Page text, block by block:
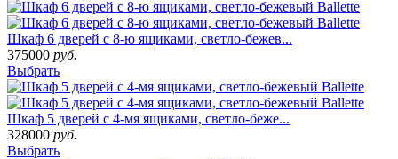
Шкаф 6 дверей с 8-ю ящиками, светло-бежев...
375000 руб.
Выбрать
Шкаф 5 дверей с 4-мя ящиками, светло-беже...
328000 руб.
Выбрать